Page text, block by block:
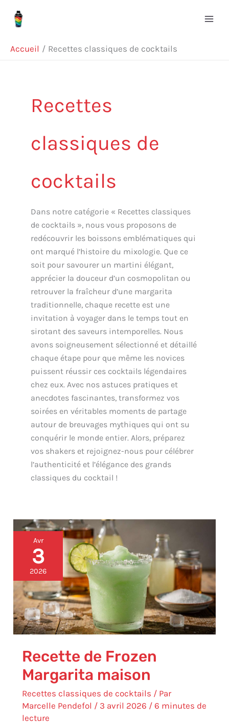
Accueil
Recettes classiques de cocktails
Recettes
classiques de
cocktails
Dans notre catégorie « Recettes classiques
de cocktails », nous vous proposons de
redécouvrir les boissons emblématiques qui
ont marqué l’histoire du mixologie. Que ce
soit pour savourer un martini élégant,
apprécier la douceur d’un cosmopolitan ou
retrouver la fraîcheur d’une margarita
traditionnelle, chaque recette est une
invitation à voyager dans le temps tout en
sirotant des saveurs intemporelles. Nous
avons soigneusement sélectionné et détaillé
chaque étape pour que même les novices
puissent réussir ces cocktails légendaires
chez eux. Avec nos astuces pratiques et
anecdotes fascinantes, transformez vos
soirées en véritables moments de partage
autour de breuvages mythiques qui ont su
conquérir le monde entier. Alors, préparez
vos shakers et rejoignez-nous pour célébrer
l’authenticité et l’élégance des grands
classiques du cocktail !
Avr
3
2026
Recette de Frozen
Margarita maison
Recettes classiques de cocktails / Par
Marcelle Pendefol / 3 avril 2026 / 6 minutes de
lecture
de
Frozen
Margarita
maison
R
e